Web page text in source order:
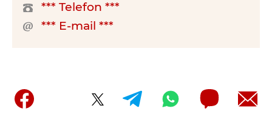
*** Telefon ***
*** E-mail ***